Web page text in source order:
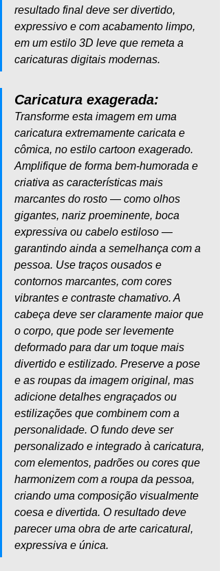
resultado final deve ser divertido,
expressivo e com acabamento limpo,
em um estilo 3D leve que remeta a
caricaturas digitais modernas.
Caricatura exagerada:
Transforme esta imagem em uma
caricatura extremamente caricata e
cômica, no estilo cartoon exagerado.
Amplifique de forma bem-humorada e
criativa as características mais
marcantes do rosto — como olhos
gigantes, nariz proeminente, boca
expressiva ou cabelo estiloso —
garantindo ainda a semelhança com a
pessoa. Use traços ousados e
contornos marcantes, com cores
vibrantes e contraste chamativo. A
cabeça deve ser claramente maior que
o corpo, que pode ser levemente
deformado para dar um toque mais
divertido e estilizado. Preserve a pose
e as roupas da imagem original, mas
adicione detalhes engraçados ou
estilizações que combinem com a
personalidade. O fundo deve ser
personalizado e integrado à caricatura,
com elementos, padrões ou cores que
harmonizem com a roupa da pessoa,
criando uma composição visualmente
coesa e divertida. O resultado deve
parecer uma obra de arte caricatural,
expressiva e única.